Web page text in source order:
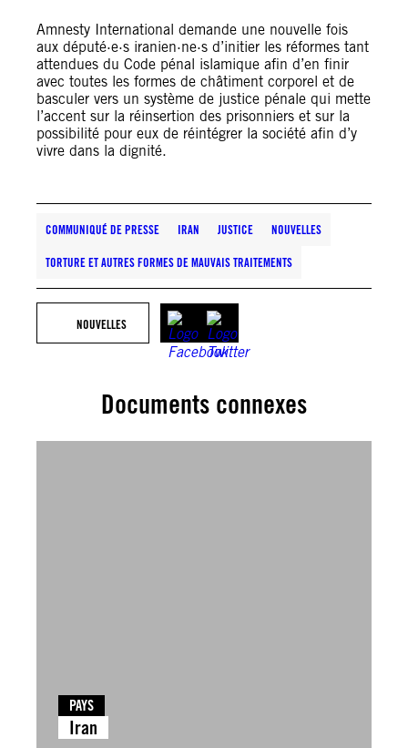
Amnesty International demande une nouvelle fois
aux député·e·s iranien·ne·s d’initier les réformes tant
attendues du Code pénal islamique afin d’en finir
avec toutes les formes de châtiment corporel et de
basculer vers un système de justice pénale qui mette
l’accent sur la réinsertion des prisonniers et sur la
possibilité pour eux de réintégrer la société afin d’y
vivre dans la dignité.
COMMUNIQUÉ DE PRESSE IRAN JUSTICE NOUVELLES
TORTURE ET AUTRES FORMES DE MAUVAIS TRAITEMENTS
NOUVELLES
Documents connexes
PAYS
Iran